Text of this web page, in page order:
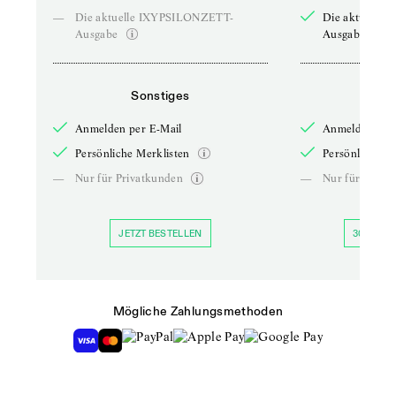
—
Die aktuelle IXYPSILONZETT-
Ausgabe
Sonstiges
Anmelden per E-Mail
Persönliche Merklisten
—
Nur für Privatkunden
JETZT BESTELLEN
Die aktuelle
Ausgabe
Anmelden
Persönliche
—
Nur für
30 TAGE
Mögliche Zahlungsmethoden